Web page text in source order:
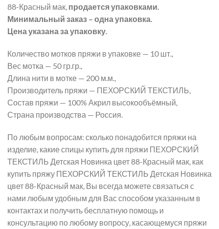
88-Красный мак, продается упаковками.
Минимальный заказ – одна упаковка.
Цена указана за упаковку.
Количество мотков пряжи в упаковке — 10 шт.,
Вес мотка — 50 гр.гр.,
Длина нити в мотке — 200 м.м.,
Производитель пряжи — ПЕХОРСКИЙ ТЕКСТИЛЬ,
Состав пряжи — 100% Акрил высокообъёмный,
Страна производства — Россия.
По любым вопросам: сколько понадобится пряжи на
изделие, какие спицы купить для пряжи ПЕХОРСКИЙ
ТЕКСТИЛЬ Детская Новинка цвет 88-Красный мак, как
купить пряжу ПЕХОРСКИЙ ТЕКСТИЛЬ Детская Новинка
цвет 88-Красный мак, Вы всегда можете связаться с
нами любым удобным для Вас способом указанным в
контактах и получить бесплатную помощь и
консультацию по любому вопросу, касающемуся пряжи